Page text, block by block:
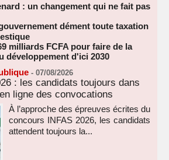
: un changement qui ne fait pas
dément toute taxation
milliards FCFA pour faire de la
développement d'ici 2030
- 07/08/2026
: les candidats toujours dans
ligne des convocations
À l’approche des épreuves écrites du
concours INFAS 2026, les candidats
attendent toujours la...